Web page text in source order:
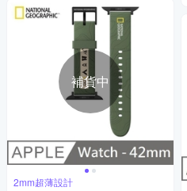
補貨中
2mm超薄設計